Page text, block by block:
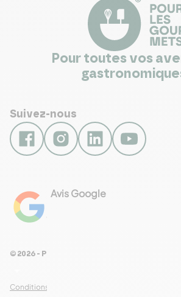
Pour toutes vos
Suivez-nous
Avis Google
Conditions Générales de Ventes
© 2026 - Pour Les Gourmets